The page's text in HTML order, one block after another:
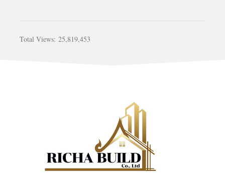
Total Views: 25,819,453